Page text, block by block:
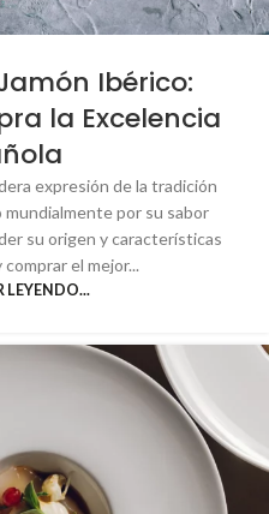
Ibérico:
la Excelencia
expresión de la tradición
mundialmente por su sabor
su origen y características
el mejor...
LEYENDO...